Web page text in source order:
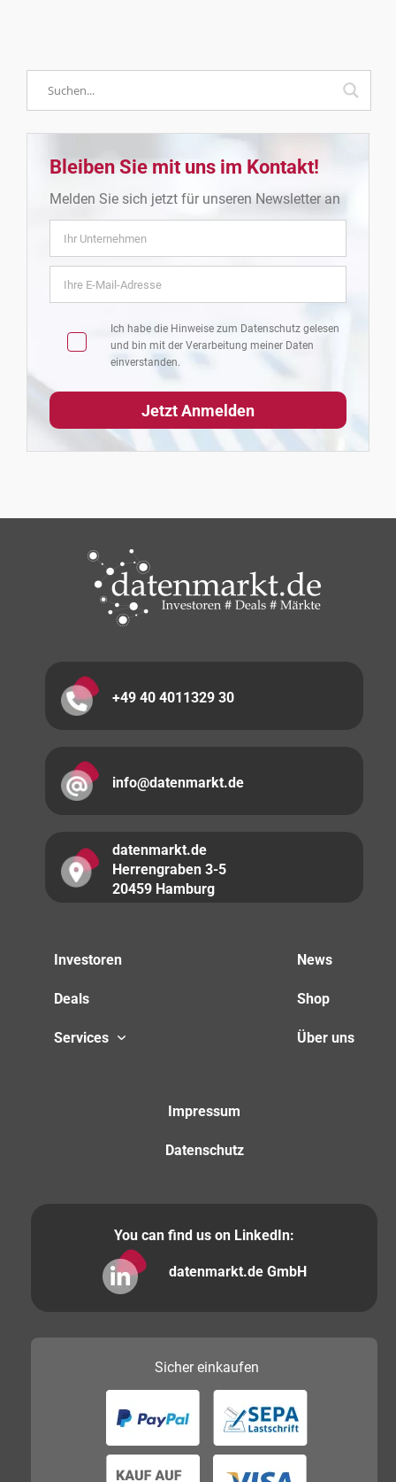
Bleiben Sie mit uns im Kontakt!
Melden Sie sich jetzt für unseren Newsletter an
Ich habe die Hinweise zum Datenschutz gelesen
und bin mit der Verarbeitung meiner Daten
einverstanden.
+49 40 4011329 30
info@datenmarkt.de
datenmarkt.de
Herrengraben 3-5
20459 Hamburg
Investoren
Deals
Services
News
Shop
Über uns
Impressum
Datenschutz
You can find us on LinkedIn:
datenmarkt.de GmbH
Sichereinkaufen